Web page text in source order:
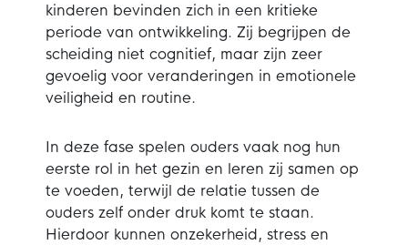
kinderen bevinden zich in een kritieke
periode van ontwikkeling. Zij begrijpen de
scheiding niet cognitief, maar zijn zeer
gevoelig voor veranderingen in emotionele
veiligheid en routine.
In deze fase spelen ouders vaak nog hun
eerste rol in het gezin en leren zij samen op
te voeden, terwijl de relatie tussen de
ouders zelf onder druk komt te staan.
Hierdoor kunnen onzekerheid, stress en